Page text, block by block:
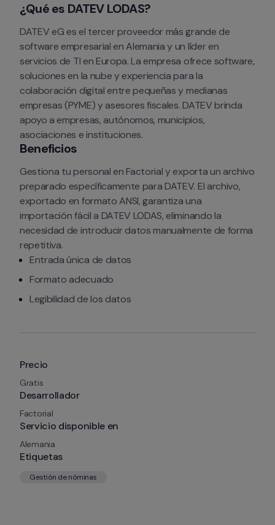
Precio
Gratis
Desarrollador
Factorial
Servicio disponible en
Alemania
Etiquetas
Gestión de nóminas
¿Qué es DATEV LODAS?
DATEV eG es el tercer proveedor más grande de
software empresarial en Alemania y un líder en
servicios de TI en Europa. La empresa ofrece software,
soluciones en la nube y experiencia para la
colaboración digital entre pequeñas y medianas
empresas (PYME) y asesores fiscales. DATEV brinda
apoyo a empresas, autónomos, municipios,
asociaciones e instituciones.
Beneficios
Gestiona tu personal en Factorial y exporta un archivo
preparado específicamente para DATEV. El archivo,
exportado en formato ANSI, garantiza una
importación fácil a DATEV LODAS, eliminando la
necesidad de introducir datos manualmente de forma
repetitiva.
Entrada única de datos
Formato adecuado
Legibilidad de los datos